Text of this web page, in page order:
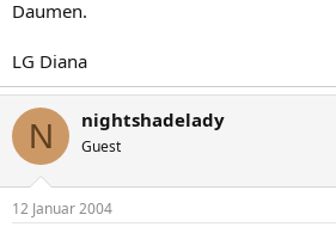
Daumen.
LG Diana
N nightshadelady
Guest
12 Januar 2004